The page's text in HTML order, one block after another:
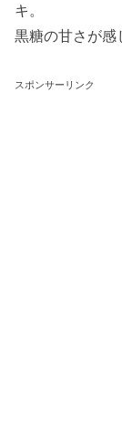
キ。
黒糖の甘さが感
スポンサーリンク